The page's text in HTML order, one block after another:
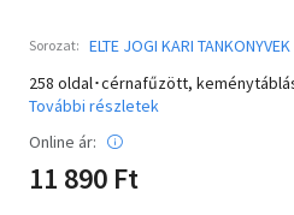
Sorozat: ELTE JOGI KARI TANKONYVEK
258 oldal･cérnafűzött,
További részletek
Online ár:
11 890 Ft